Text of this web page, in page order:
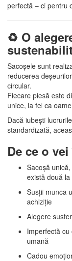
perfectă – ci pentru
♻️ O
Sacoșele sunt
reducerea
circular.
Fiecare piesă este
unice, la fel ca
Dacă iubești
standardizată,
De ce o
Sacoșă
există două la
Susții munca
achiziție
Alegere
Imperfectă
umană
Cadou